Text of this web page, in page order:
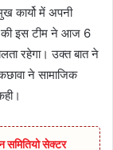
कार्यो में अपनी
की इस टीम ने आज 6
रहेगा। उक्त बात ने
ने सामाजिक
समितियो सेक्टर